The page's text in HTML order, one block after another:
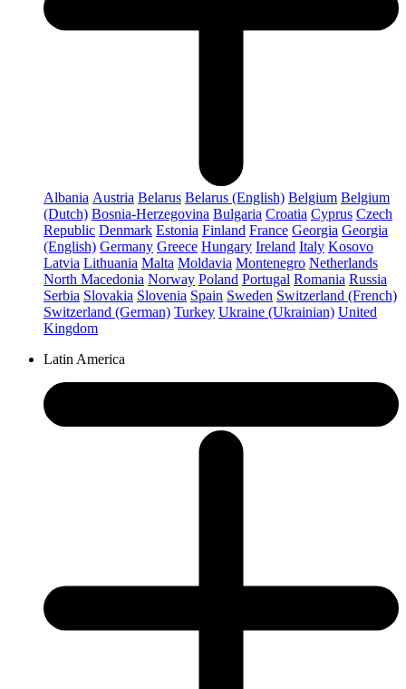
Albania Austria Belarus Belarus (English) Belgium Belgium
(Dutch) Bosnia-Herzegovina Bulgaria Croatia Cyprus Czech
Republic Denmark Estonia Finland France Georgia Georgia
(English) Germany Greece Hungary Ireland Italy Kosovo
Latvia Lithuania Malta Moldavia Montenegro Netherlands
North Macedonia Norway Poland Portugal Romania Russia
Serbia Slovakia Slovenia Spain Sweden Switzerland (French)
Switzerland (German) Turkey Ukraine (Ukrainian) United
Kingdom
Latin America